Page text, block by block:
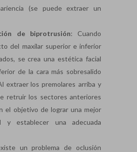
(se puede extraer un
de biprotrusión: Cuando
del maxilar superior e inferior
se crea una estética facial
de la cara más sobresalido
extraer los premolares arriba y
retruir los sectores anteriores
el objetivo de lograr una mejor
y establecer una adecuada
un problema de oclusión